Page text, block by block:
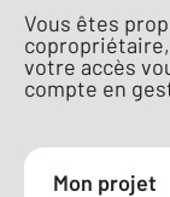
Vous êtes
copropriétaire,
votre accès
compte en
Mon projet